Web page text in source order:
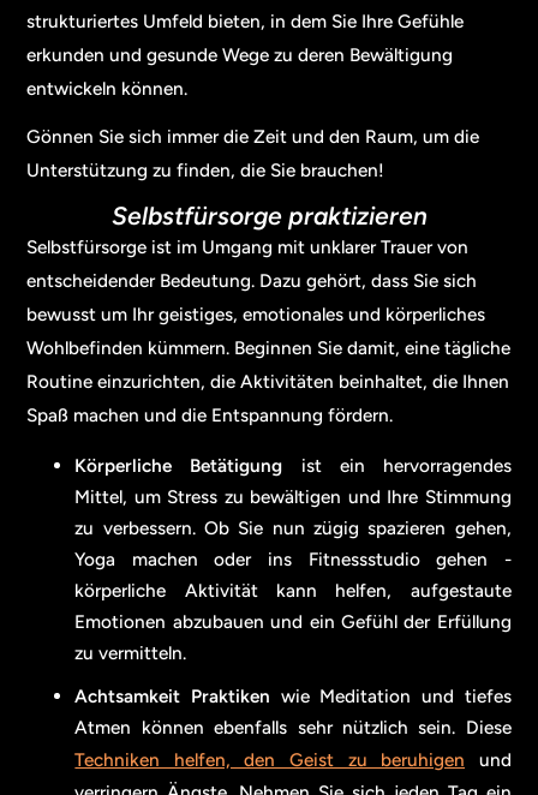
strukturiertes Umfeld bieten, in dem Sie Ihre Gefühle
erkunden und gesunde Wege zu deren Bewältigung
entwickeln können.
Gönnen Sie sich immer die Zeit und den Raum, um die
Unterstützung zu finden, die Sie brauchen!
Selbstfürsorge praktizieren
Selbstfürsorge ist im Umgang mit unklarer Trauer von
entscheidender Bedeutung. Dazu gehört, dass Sie sich
bewusst um Ihr geistiges, emotionales und körperliches
Wohlbefinden kümmern. Beginnen Sie damit, eine tägliche
Routine einzurichten, die Aktivitäten beinhaltet, die Ihnen
Spaß machen und die Entspannung fördern.
Körperliche Betätigung ist ein hervorragendes
Mittel, um Stress zu bewältigen und Ihre Stimmung
zu verbessern. Ob Sie nun zügig spazieren gehen,
Yoga machen oder ins Fitnessstudio gehen -
körperliche Aktivität kann helfen, aufgestaute
Emotionen abzubauen und ein Gefühl der Erfüllung
zu vermitteln.
Achtsamkeit Praktiken wie Meditation und tiefes
Atmen können ebenfalls sehr nützlich sein. Diese
Techniken helfen, den Geist zu beruhigen und